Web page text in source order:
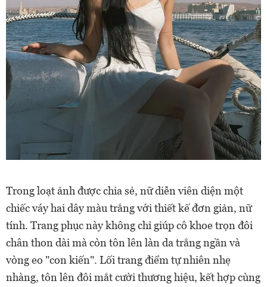
Trong loạt ảnh được chia sẻ, nữ diễn viên diện một
chiếc váy hai dây màu trắng với thiết kế đơn giản, nữ
tính. Trang phục này không chỉ giúp cô khoe trọn đôi
chân thon dài mà còn tôn lên làn da trắng ngần và
vòng eo "con kiến". Lối trang điểm tự nhiên nhẹ
nhàng, tôn lên đôi mắt cười thương hiệu, kết hợp cùng